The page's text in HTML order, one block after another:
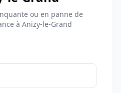
ou en panne de
à Anizy-le-Grand